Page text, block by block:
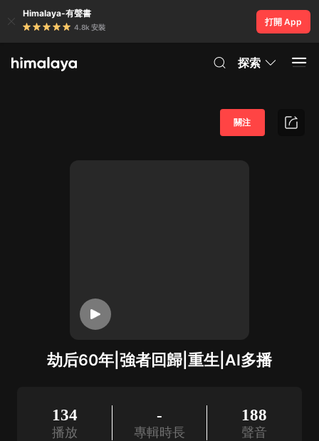
Himalaya-有聲書
4.8k 安裝
打開 App
探索
劫后60年|強者回歸|重生|AI多播
關注
134
播放
-
專輯時長
188
聲音